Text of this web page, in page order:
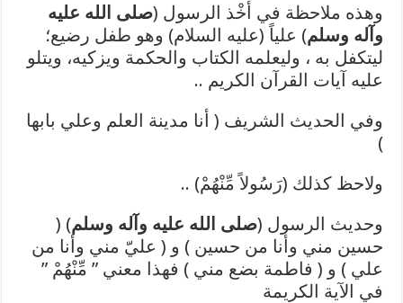
وهذه ملاحظة في أخْذ الرسول (صلى الله عليه
وآله وسلم) علياً (عليه السلام) وهو طفل رضيع؛
ليتكفل به ، وليعلمه الكتاب والحكمة ويزكيه، ويتلو
عليه آيات القرآن الكريم ..
وفي الحديث الشريف ( أنا مدينة العلم وعلي بابها
)
ولاحظ كذلك (رَسُولاً مِّنْهُمْ) ..
وحديث الرسول (صلى الله عليه وآله وسلم) (
حسين مني وأنا من حسين ) و ( عليّ مني وأنا من
علي ) و ( فاطمة بضع مني ) فهذا معني ” مِّنْهُمْ ”
في الآية الكريمة